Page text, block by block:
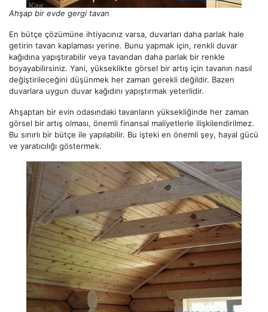
Ahşap bir evde gergi tavan
En bütçe çözümüne ihtiyacınız varsa, duvarları daha parlak hale
getirin tavan kaplaması yerine. Bunu yapmak için, renkli duvar
kağıdına yapıştırabilir veya tavandan daha parlak bir renkle
boyayabilirsiniz. Yani, yükseklikte görsel bir artış için tavanın nasıl
değiştirileceğini düşünmek her zaman gerekli değildir. Bazen
duvarlara uygun duvar kağıdını yapıştırmak yeterlidir.
Ahşaptan bir evin odasındaki tavanların yüksekliğinde her zaman
görsel bir artış olması, önemli finansal maliyetlerle ilişkilendirilmez.
Bu sınırlı bir bütçe ile yapılabilir. Bu işteki en önemli şey, hayal gücü
ve yaratıcılığı göstermek.